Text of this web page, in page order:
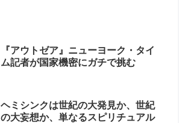
『アウトゼア』ニューヨーク・タイ
ム記者が国家機密にガチで挑む
ヘミシンクは世紀の大発見か、世紀
の大妄想か、単なるスピリチュアル